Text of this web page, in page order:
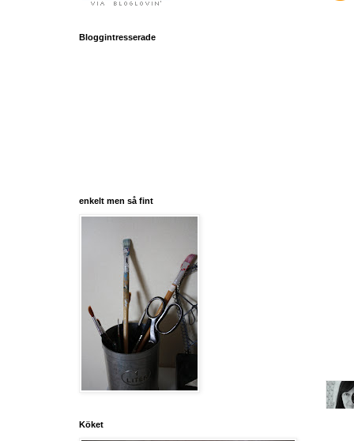
Bloggintresserade
enkelt men så fint
Köket